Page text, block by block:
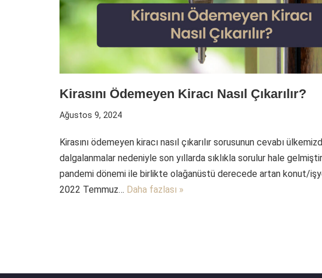
Kirasını Ödemeyen Kiracı Nasıl Çıkarılır?
Ağustos 9, 2024
Kirasını ödemeyen kiracı nasıl çıkarılır sorusunun cevabı
dalgalanmalar nedeniyle son yıllarda sıklıkla sorulur hale
pandemi dönemi ile birlikte olağanüstü derecede artan konut/
2022 Temmuz… Daha fazlası »